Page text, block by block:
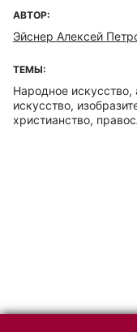
АВТОР:
Эйснер Алексей
ТЕМЫ:
Народное искусство,
искусство,
христианство,